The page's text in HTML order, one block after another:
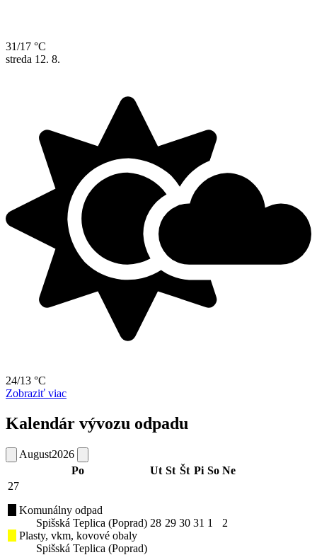
31/17 °C
streda 12. 8.
24/13 °C
Zobraziť viac
Kalendár vývozu odpadu
August2026
Po
Ut St Št Pi So Ne
27
Komunálny odpad
Spišská Teplica (Poprad)
Plasty, vkm, kovové obaly
Spišská Teplica (Poprad)
28 29 30 31 1 2